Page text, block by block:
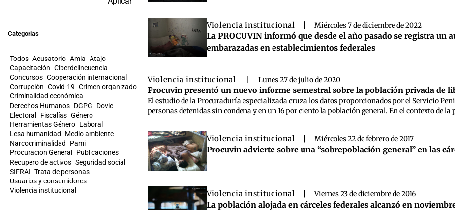
Categorias
Todos Acusatorio Amia Atajo
Capacitación Ciberdelincuencia
Concursos Cooperación internacional
Corrupción Covid-19 Crimen organizado
Criminalidad económica
Derechos Humanos DGPG
Dovic
Electoral
Fiscalías Género
Herramientas Género Laboral
Lesa humanidad
Medio ambiente
Narcocriminalidad
Pami
Procuración General
Publicaciones
Recupero de activos Seguridad social
SIFRAI Trata de personas
Usuarios y consumidores
Violencia institucional
Violencia institucional Miércoles 7 de diciembre de 2022
La PROCUVIN informó que desde el año pasado se registra un
embarazadas en establecimientos federales
Violencia institucional Lunes 27 de julio de 2020
Procuvin presentó un nuevo informe semestral sobre la población privada de
El estudio de la Procuraduría especializada cruza los datos proporcionados por el Servicio
personas detenidas sin condena y en un 16 por ciento la población general. En el contexto de
Violencia institucional Miércoles 22 de febrero de 2017
Procuvin advierte sobre una “sobrepoblación general” en las
Violencia institucional Viernes 23 de diciembre de 2016
La población alojada en cárceles federales alcanzó en